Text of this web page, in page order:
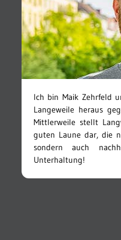
Ich bin Maik Zehrfeld
Langeweile heraus
Mittlerweile stellt
guten Laune dar, die
sondern auch
Unterhaltung!